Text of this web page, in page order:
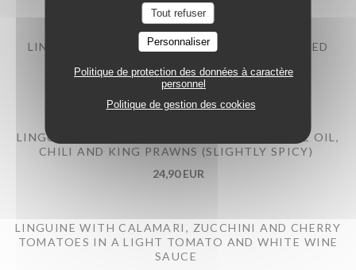
Tout refuser
Personnaliser
Politique de protection des données à caractère
personnel
Politique de gestion des cookies
LINGUINE BOLOGNESE (100% ORGANIC MINCED
22,90 EUR
LINGUINE WITH GARLIC, EXTRA VIRGIN OLIVE OIL,
CHILI AND KING PRAWNS (SLIGHTLY SPICY)
24,90 EUR
LINGUINE WITH CALAMARI, ZUCCHINI AND CHERRY
TOMATOES IN A LIGHT TOMATO AND WHITE WINE
SAUCE